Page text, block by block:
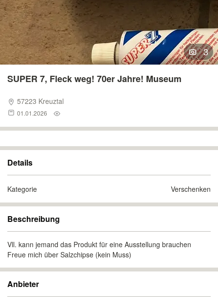
3
SUPER 7, Fleck weg! 70er Jahre! Museum
57223 Kreuztal
01.01.2026
Details
Kategorie Verschenken
Beschreibung
Vll. kann jemand das Produkt für eine Ausstellung brauchen
Freue mich über Salzchipse (kein Muss)
Anbieter